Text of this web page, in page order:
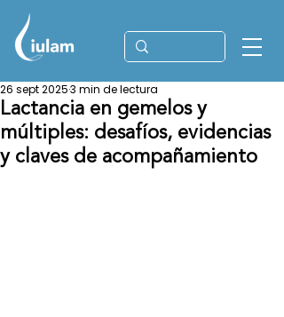
Lactancia en gemelos y
múltiples: desafíos, evidencias
y claves de acompañamiento
26 sept 20253 min de lectura